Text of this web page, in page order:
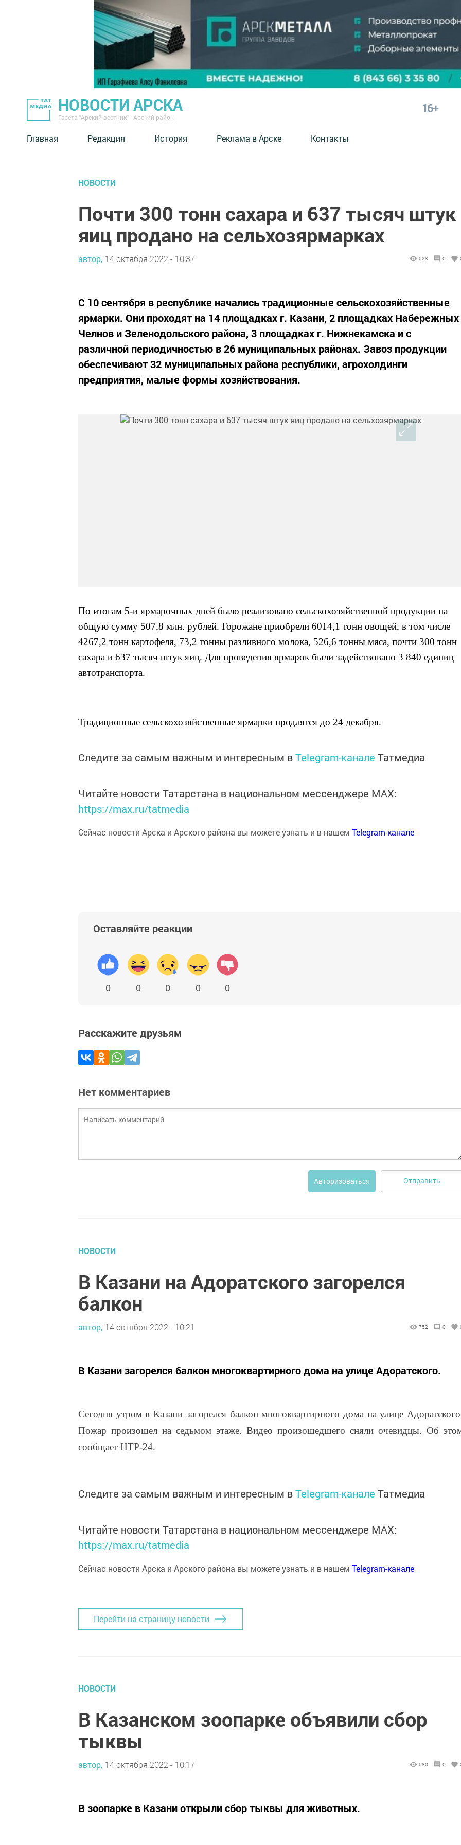
НОВОСТИ АРСКА
Газета "Арский вестник" - Арский район
16+
Главная Редакция История Реклама в Арске Контакты
НОВОСТИ
Почти 300 тонн сахара и 637 тысяч штук
яиц продано на сельхозярмарках
автор, 14 октября 2022 - 10:37 528 0
С 10 сентября в республике начались традиционные сельскохозяйственные
ярмарки. Они проходят на 14 площадках г. Казани, 2 площадках Набережных
Челнов и Зеленодольского района, 3 площадках г. Нижнекамска и с
различной периодичностью в 26 муниципальных районах. Завоз продукции
обеспечивают 32 муниципальных района республики, агрохолдинги
предприятия, малые формы хозяйствования.
По итогам 5-и ярмарочных дней было реализовано сельскохозяйственной продукции на
общую сумму 507,8 млн. рублей. Горожане приобрели 6014,1 тонн овощей, в том числе
4267,2 тонн картофеля, 73,2 тонны разливного молока, 526,6 тонны мяса, почти 300 тонн
сахара и 637 тысяч штук яиц. Для проведения ярмарок были задействовано 3 840 единиц
автотранспорта.
Традиционные сельскохозяйственные ярмарки продлятся до 24 декабря.
Следите за самым важным и интересным вTelegram-канале Татмедиа
Читайте новости Татарстана в национальном мессенджере MАХ:
https://max.ru/tatmedia
Сейчас новости Арска и Арского района вы можете узнать и в нашем Telegram-канале
Оставляйте реакции
0 0 0 0 0
Расскажите друзьям
Нет комментариев
Авторизоваться Отправить
НОВОСТИ
В Казани на Адоратского загорелся
балкон
автор, 14 октября 2022 - 10:21 752 0
В Казани загорелся балкон многоквартирного дома на улице Адоратского.
Сегодня утром в Казани загорелся балкон многоквартирного дома на улице
Пожар произошел на седьмом этаже. Видео произошедшего сняли очевидцы. Об
сообщает НТР-24.
Следите за самым важным и интересным вTelegram-канале Татмедиа
Читайте новости Татарстана в национальном мессенджере MАХ:
https://max.ru/tatmedia
Сейчас новости Арска и Арского района вы можете узнать и в нашем Telegram-канале
Перейти на страницу новости
НОВОСТИ
В Казанском зоопарке объявили сбор
тыквы
автор, 14 октября 2022 - 10:17 580 0
В зоопарке в Казани открыли сбор тыквы для животных.